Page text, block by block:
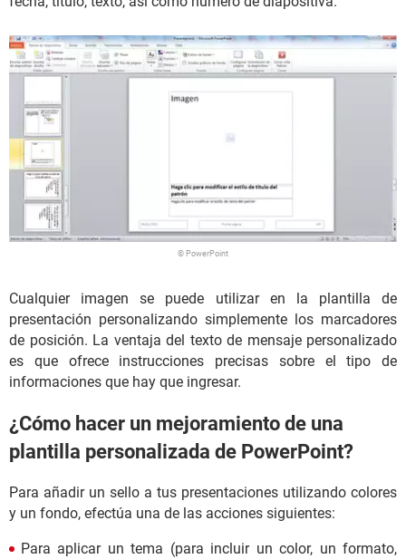
© PowerPoint
Cualquier imagen se puede utilizar en la plantilla de
presentación personalizando simplemente los marcadores
de posición. La ventaja del texto de mensaje personalizado
es que ofrece instrucciones precisas sobre el tipo de
informaciones que hay que ingresar.
¿Cómo hacer un mejoramiento de una
plantilla personalizada de PowerPoint?
Para añadir un sello a tus presentaciones utilizando colores
y un fondo, efectúa una de las acciones siguientes:
Para aplicar un tema (para incluir un color, un formato,